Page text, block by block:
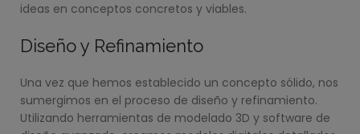
ideas en conceptos concretos y viables.
Diseño y Refinamiento
Una vez que hemos establecido un concepto sólido, nos
sumergimos en el proceso de diseño y refinamiento.
Utilizando herramientas de modelado 3D y software de